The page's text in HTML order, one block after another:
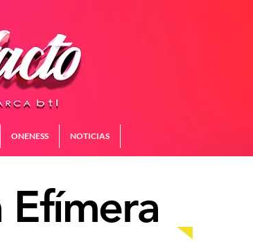
ONENESS NOTICIAS